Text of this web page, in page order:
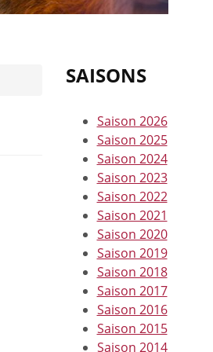
SAISONS
Saison 2026
Saison 2025
Saison 2024
Saison 2023
Saison 2022
Saison 2021
Saison 2020
Saison 2019
Saison 2018
Saison 2017
Saison 2016
Saison 2015
Saison 2014